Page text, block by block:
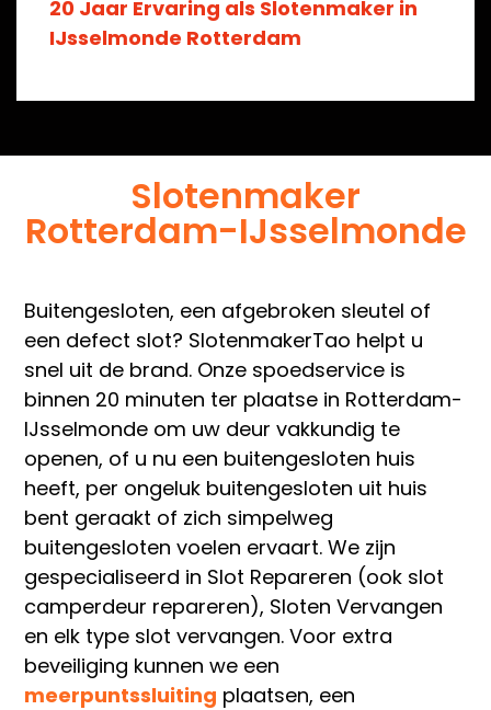
20 Jaar Ervaring als Slotenmaker in
IJsselmonde Rotterdam
Slotenmaker
Rotterdam-IJsselmonde
Buitengesloten, een afgebroken sleutel of
een defect slot? SlotenmakerTao helpt u
snel uit de brand. Onze spoedservice is
binnen 20 minuten ter plaatse in Rotterdam-
IJsselmonde om uw deur vakkundig te
openen, of u nu een buitengesloten huis
heeft, per ongeluk buitengesloten uit huis
bent geraakt of zich simpelweg
buitengesloten voelen ervaart. We zijn
gespecialiseerd in Slot Repareren (ook slot
camperdeur repareren), Sloten Vervangen
en elk type slot vervangen. Voor extra
beveiliging kunnen we een
meerpuntssluiting plaatsen, een